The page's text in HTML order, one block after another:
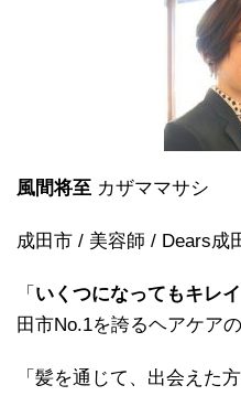
風間将至 カザママサシ
成田市 / 美容師 / Dears成
「 いくつになってもキレ
田市No.1を誇るヘアケア
「髪を通じて、出会えた